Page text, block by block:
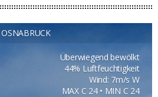
OSNABRÜCK
Überwiegend bewölkt
44% Luftfeuchtigkeit
Wind: 7m/s W
MAX C 24 • MIN C 24